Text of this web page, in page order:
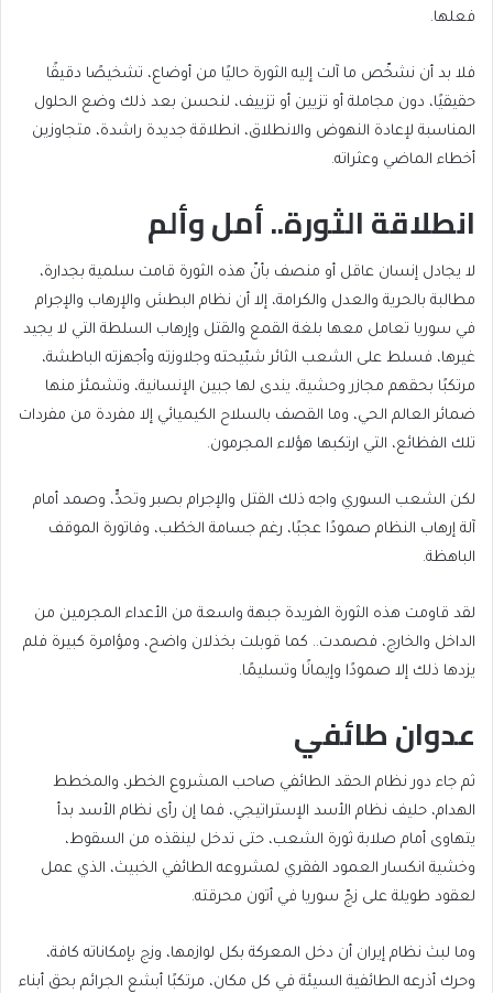
فعلها.
فلا بد أن نشخّص ما آلت إليه الثورة حاليًا من أوضاع، تشخيصًا دقيقًا
حقيقيًا، دون مجاملة أو تزيين أو تزييف، لنحسن بعد ذلك وضع الحلول
المناسبة لإعادة النهوض والانطلاق، انطلاقة جديدة راشدة، متجاوزين
أخطاء الماضي وعثراته.
انطلاقة الثورة.. أمل وألم
لا يجادل إنسان عاقل أو منصف بأنّ هذه الثورة قامت سلمية بجدارة،
مطالبة بالحرية والعدل والكرامة، إلا أن نظام البطش والإرهاب والإجرام
في سوريا تعامل معها بلغة القمع والقتل وإرهاب السلطة التي لا يجيد
غيرها، فسلط على الشعب الثائر شبّيحته وجلاوزته وأجهزته الباطشة،
مرتكبًا بحقهم مجازر وحشية، يندى لها جبين الإنسانية، وتشمئز منها
ضمائر العالم الحي، وما القصف بالسلاح الكيميائي إلا مفردة من مفردات
تلك الفظائع، التي ارتكبها هؤلاء المجرمون.
لكن الشعب السوري واجه ذلك القتل والإجرام بصبر وتحدٍّ، وصمد أمام
آلة إرهاب النظام صمودًا عجبًا، رغم جسامة الخطْب، وفاتورة الموقف
الباهظة.
لقد قاومت هذه الثورة الفريدة جبهة واسعة من الأعداء المجرمين من
الداخل والخارج، فصمدت.. كما قوبلت بخذلان واضح، ومؤامرة كبيرة فلم
يزدها ذلك إلا صمودًا وإيمانًا وتسليمًا.
عدوان طائفي
ثم جاء دور نظام الحقد الطائفي صاحب المشروع الخطر، والمخطط
الهدام، حليف نظام الأسد الإستراتيجي، فما إن رأى نظام الأسد بدأ
يتهاوى أمام صلابة ثورة الشعب، حتى تدخل لينقذه من السقوط،
وخشية انكسار العمود الفقري لمشروعه الطائفي الخبيث، الذي عمل
لعقود طويلة على زجّ سوريا في أتون محرقته.
وما لبث نظام إيران أن دخل المعركة بكل لوازمها، وزج بإمكاناته كافة،
وحرك أذرعه الطائفية السيئة في كل مكان، مرتكبًا أبشع الجرائم بحق أبناء